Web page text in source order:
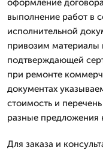
оформление
выполнение работ в
исполнительной
привозим
подтверждающей
при ремонте
документах
стоимость и
разные предложения
Для заказа и